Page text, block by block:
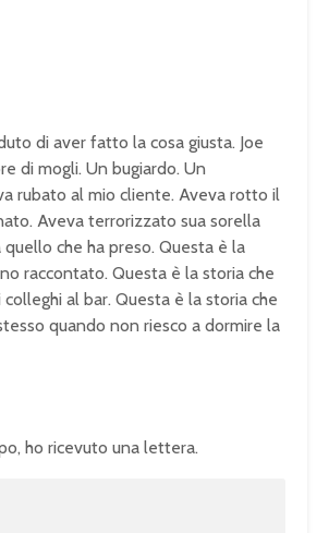
di aver fatto la cosa giusta. Joe
di mogli. Un bugiardo. Un
rubato al mio cliente. Aveva rotto il
Aveva terrorizzato sua sorella
che ha preso. Questa è la
raccontato. Questa è la storia che
al bar. Questa è la storia che
quando non riesco a dormire la
ho ricevuto una lettera.